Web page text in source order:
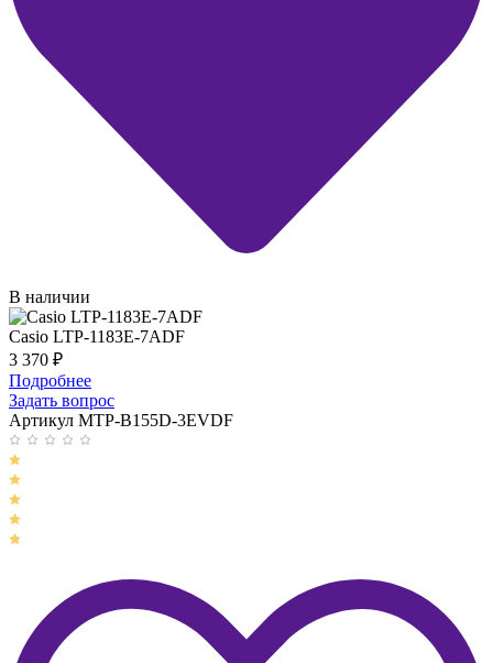
В наличии
Casio LTP-1183E-7ADF
3 370 ₽
Подробнее
Задать вопрос
Артикул MTP-B155D-3EVDF